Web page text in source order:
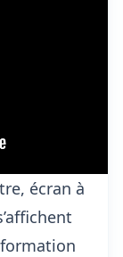
écran à